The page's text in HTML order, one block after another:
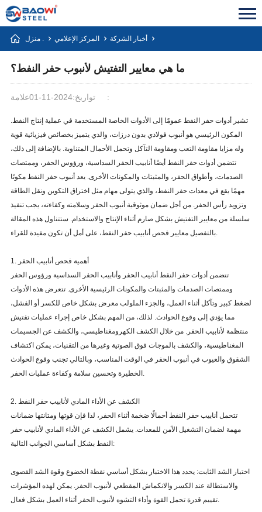
منزل . المركز الإعلامي أخبار الشركة
ما هي معايير التفتيش لأنبوب حفر النفط؟
تواريخ:2024-11-01 علامة:
تشير أدوات حفر النفط عمومًا إلى الأدوات الخاصة المستخدمة في عملية إنتاج النفط.
المكون الرئيسي هو أنبوب فولاذي بدون درزات، والذي يتميز بخصائص فيزيائية قوية
وله مزايا مقاومة التعب ومقاومة التآكل وتحمل الأحمال المتناوبة. بالإضافة إلى ذلك،
تتضمن أدوات حفر النفط أيضًا أنابيب الحفر السداسية، ورؤوس الحفر، وممتصات
الصدمات، وأطواق الحفر، والمثبتات والمكونات الأخرى. يعد أنبوب حفر النفط مكونًا
مهمًا يقع في معدات حفر النفط، والذي يتولى مهام مثل اختراق التكوين ونقل الطاقة
وتزويد رأس الحفر. من أجل ضمان موثوقية أنبوب الحفر وسلامته وكفاءته، يجب تنفيذ
سلسلة من معايير التفتيش بشكل صارم أثناء الإنتاج والاستخدام. ستتناول هذه المقالة
بالتفصيل معايير فحص أنابيب حفر النفط، على أمل أن تكون مفيدة للقراء.
1. أهمية فحص أنابيب الحفر
تتضمن أدوات حفر النفط أنابيب الحفر وأنابيب الحفر السداسية ورؤوس الحفر
وممتصات الصدمات والمثبتات والمكونات الرئيسية الأخرى. تتعرض هذه الأدوات
لضغط كبير وتآكل أثناء العمل، والجزء الملولب معرض بشكل خاص للكسر أو الفشل،
مما يؤدي إلى وقوع الحوادث. لذلك، من المهم بشكل خاص إجراء عمليات تفتيش
منتظمة لأنابيب الحفر. من خلال الكشف الكهرومغناطيسي، والكشف عن الجسيمات
المغناطيسية، والكشف بالموجات فوق الصوتية وغيرها من التقنيات، يمكن اكتشاف
الشقوق والعيوب في أنبوب الحفر في الوقت المناسب، وبالتالي تجنب وقوع الحوادث
الخطيرة وتحسين سلامة وكفاءة عمليات الحفر.
2. الكشف عن الأداء المادي لأنابيب حفر النفط
تتحمل أنابيب حفر النفط أحمالًا ضخمة أثناء الحفر، لذا فإن قوتها ومتانتها ضمانات
مهمة لضمان التشغيل الآمن للمعدات. يشمل الكشف عن الأداء المادي لأنابيب حفر
النفط بشكل أساسي الجوانب التالية:
اختبار الشد الثابت: يحدد هذا الاختبار بشكل أساسي نقطة الخضوع وقوة الشد القصوى
والاستطالة عند الكسر والانكماش المقطعي لأنبوب الحفر. يمكن لهذه المؤشرات
تقييم قدرة تحمل القوة وأداء التشوه لأنبوب الحفر أثناء العمل بشكل فعال.